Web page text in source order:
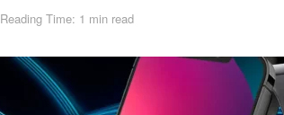
Reading Time: 1 min read